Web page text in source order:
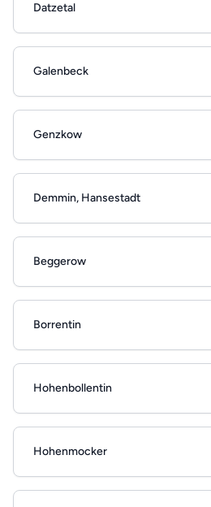
Datzetal
Galenbeck
Genzkow
Demmin, Hansestadt
Beggerow
Borrentin
Hohenbollentin
Hohenmocker